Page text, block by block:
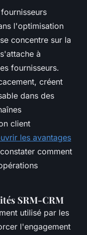
l'optimisation
concentre sur la
à
fournisseurs.
créent
dans des
client
les avantages
comment
SRM-CRM
utilisé par les
l'engagement